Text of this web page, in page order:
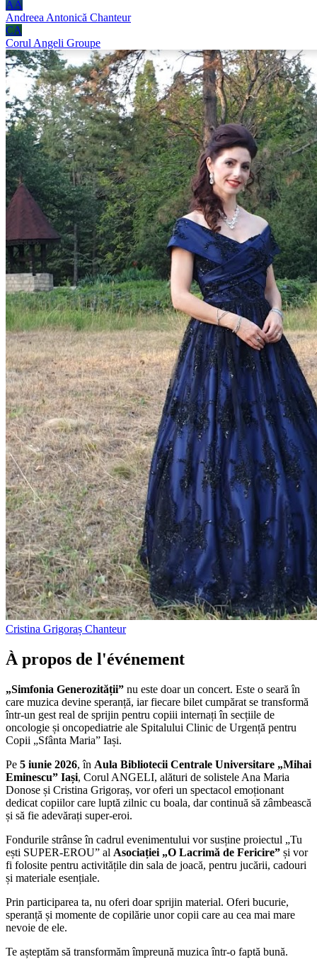
AA
Andreea Antonică Chanteur
CA
Corul Angeli Groupe
Cristina Grigoraș Chanteur
À propos de l'événement
„Simfonia Generozității” nu este doar un concert. Este o seară în
care muzica devine speranță, iar fiecare bilet cumpărat se transformă
într-un gest real de sprijin pentru copiii internați în secțiile de
oncologie și oncopediatrie ale Spitalului Clinic de Urgență pentru
Copii „Sfânta Maria” Iași.
Pe 5 iunie 2026, în Aula Bibliotecii Centrale Universitare „Mihai
Eminescu” Iași, Corul ANGELI, alături de solistele Ana Maria
Donose și Cristina Grigoraș, vor oferi un spectacol emoționant
dedicat copiilor care luptă zilnic cu boala, dar continuă să zâmbească
și să fie adevărați super-eroi.
Fondurile strânse în cadrul evenimentului vor susține proiectul „Tu
ești SUPER-EROU” al Asociației „O Lacrimă de Fericire” și vor
fi folosite pentru activitățile din sala de joacă, pentru jucării, cadouri
și materiale esențiale.
Prin participarea ta, nu oferi doar sprijin material. Oferi bucurie,
speranță și momente de copilărie unor copii care au cea mai mare
nevoie de ele.
Te așteptăm să transformăm împreună muzica într-o faptă bună.